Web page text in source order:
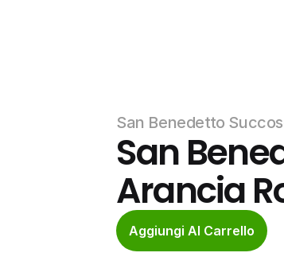
San Benedetto
San
Arancia
Aggiungi Al Carrello